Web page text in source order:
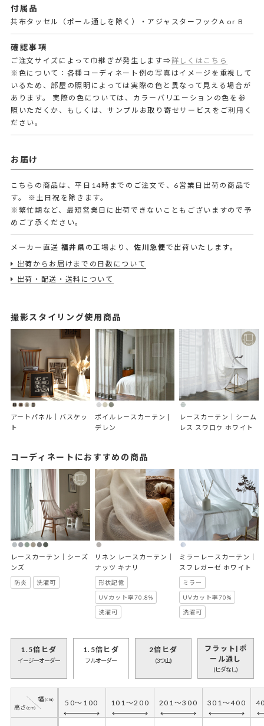
付属品
共布タッセル（ポール通しを除く）・アジャスターフックA or B
確認事項
ご注文サイズによって巾継ぎが発生します⇒詳しくはこちら
※色について：各種コーディネート例の写真はイメージを重視して
いるため、部屋の照明によっては実際の色と異なって見える場合が
あります。 実際の色については、カラーバリエーションの色を参
照いただくか、もしくは、サンプルお取り寄せサービスをご利用く
ださい。
お届け
こちらの商品は、平日14時までのご注文で、6営業日出荷の商品で
す。
※土日祝を除きます。
※繁忙期など、最短営業日に出荷できないこともございますので予
めご了承ください。
メーカー直送 福井県 の工場より、 佐川急便で出荷いたします。
出荷からお届けまでの日数について
出荷・配送・送料について
撮影スタイリング使用商品
アートパネル｜バスケッ
ト
ボイルレースカーテン |
デレン
レースカーテン｜シーム
レス スワロウ ホワイト
コーディネートにおすすめの商品
レースカーテン｜シーズ
ンズ
防炎 洗濯可
リネン レースカーテン｜
ナッツ キナリ
形状記憶
UVカット率70.8%
洗濯可
ミラーレースカーテン｜
スフレガーゼ ホワイト
ミラー
UVカット率70%
洗濯可
1.5倍ヒダ
イージーオーダー
1.5倍ヒダ
フルオーダー
50～100 101～200 201～300 301～400
2倍ヒダ
(3つ山)
フラット|ポ
ール通し
(ヒダなし)